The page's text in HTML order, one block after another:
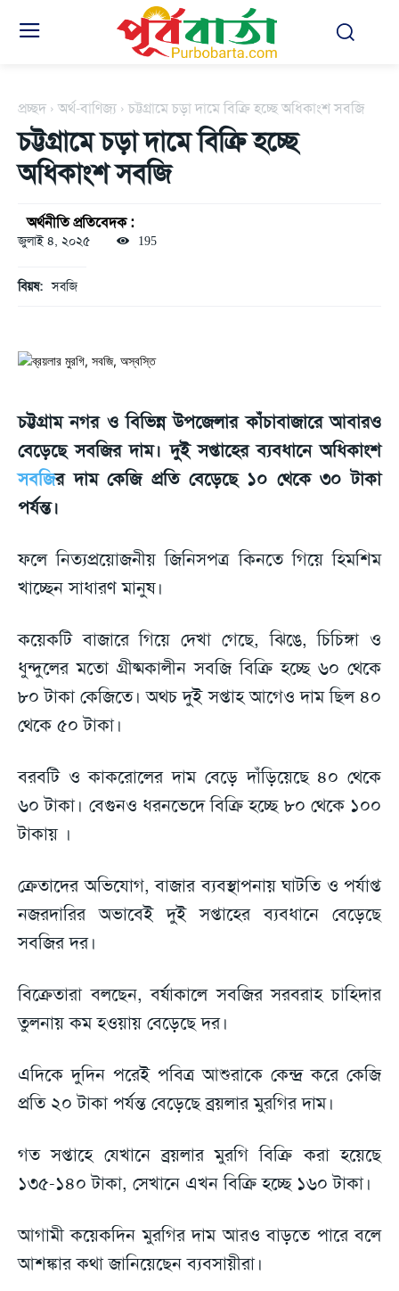
প্রচ্ছদ অর্থ-বাণিজ্য চট্টগ্রামে চড়া দামে বিক্রি হচ্ছে অধিকাংশ সবজি
চট্টগ্রামে চড়া দামে বিক্রি হচ্ছে
অধিকাংশ সবজি
অর্থনীতি প্রতিবেদক :
জুলাই ৪, ২০২৫ 195
বিয়ষ: সবজি
চট্টগ্রাম নগর ও বিভিন্ন উপজেলার কাঁচাবাজারে আবারও
বেড়েছে সবজির দাম। দুই সপ্তাহের ব্যবধানে অধিকাংশ
সবজির দাম কেজি প্রতি বেড়েছে ১০ থেকে ৩০ টাকা
পর্যন্ত।
ফলে নিত্যপ্রয়োজনীয় জিনিসপত্র কিনতে গিয়ে হিমশিম
খাচ্ছেন সাধারণ মানুষ।
কয়েকটি বাজারে গিয়ে দেখা গেছে, ঝিঙে, চিচিঙ্গা ও
ধুন্দুলের মতো গ্রীষ্মকালীন সবজি বিক্রি হচ্ছে ৬০ থেকে
৮০ টাকা কেজিতে। অথচ দুই সপ্তাহ আগেও দাম ছিল ৪০
থেকে ৫০ টাকা।
বরবটি ও কাকরোলের দাম বেড়ে দাঁড়িয়েছে ৪০ থেকে
৬০ টাকা। বেগুনও ধরনভেদে বিক্রি হচ্ছে ৮০ থেকে ১০০
টাকায় ।
ক্রেতাদের অভিযোগ, বাজার ব্যবস্থাপনায় ঘাটতি ও পর্যাপ্ত
নজরদারির অভাবেই দুই সপ্তাহের ব্যবধানে বেড়েছে
সবজির দর।
বিক্রেতারা বলছেন, বর্ষাকালে সবজির সরবরাহ চাহিদার
তুলনায় কম হওয়ায় বেড়েছে দর।
এদিকে দুদিন পরেই পবিত্র আশুরাকে কেন্দ্র করে কেজি
প্রতি ২০ টাকা পর্যন্ত বেড়েছে ব্রয়লার মুরগির দাম।
গত সপ্তাহে যেখানে ব্রয়লার মুরগি বিক্রি করা হয়েছে
১৩৫-১৪০ টাকা, সেখানে এখন বিক্রি হচ্ছে ১৬০ টাকা।
আগামী কয়েকদিন মুরগির দাম আরও বাড়তে পারে বলে
আশঙ্কার কথা জানিয়েছেন ব্যবসায়ীরা।